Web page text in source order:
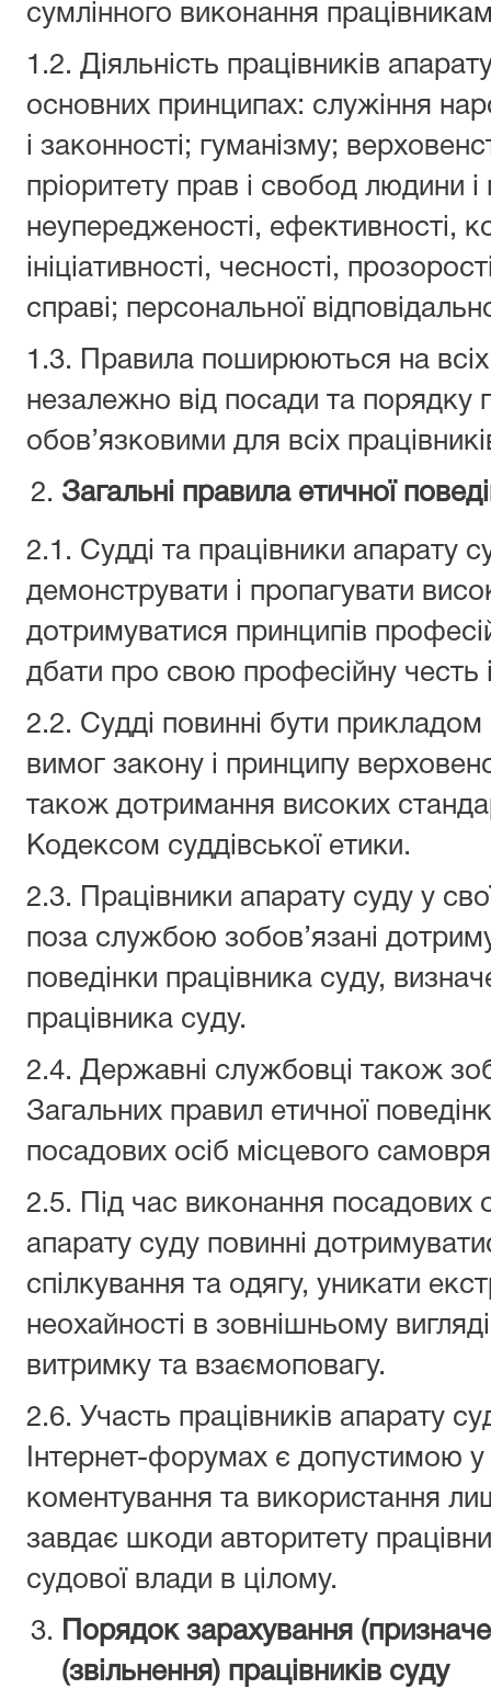
сумлінного виконання
1.2. Діяльність працівників
основних принципах: служіння
і законності; гуманізму;
пріоритету прав і свобод людини і
неупередженості, ефективності,
ініціативності, чесності,
справі; персональної
1.3. Правила поширюються на всіх
незалежно від посади та порядку
обов’язковими для всіх
Загальні правила етичної
2.1. Судді та працівники апарату
демонструвати і пропагувати
дотримуватися принципів
дбати про свою професійну честь і
2.2. Судді повинні бути
вимог закону і принципу
також дотримання високих
Кодексом суддівської етики.
2.3. Працівники апарату суду у
поза службою зобов’язані
поведінки працівника суду,
працівника суду.
2.4. Державні службовці також
Загальних правил етичної
посадових осіб місцевого
2.5. Під час виконання посадових
апарату суду повинні
спілкування та одягу, уникати
неохайності в зовнішньому
витримку та взаємоповагу.
2.6. Участь працівників апарату
Інтернет-форумах є допустимою у
коментування та використання
завдає шкоди авторитету
судової влади в цілому.
Порядок зарахування
(звільнення) працівників суду